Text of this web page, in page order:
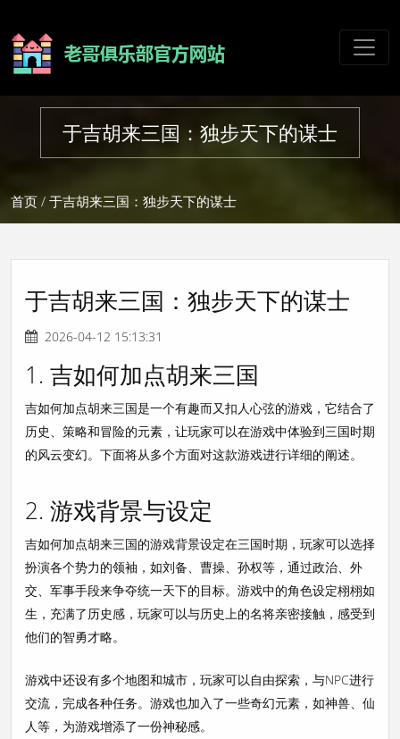
于吉胡来三国：独步天下的谋士
首页 / 于吉胡来三国：独步天下的谋士
于吉胡来三国：独步天下的谋士
2026-04-12 15:13:31
1. 吉如何加点胡来三国
吉如何加点胡来三国是一个有趣而又扣人心弦的游戏，它结合了
历史、策略和冒险的元素，让玩家可以在游戏中体验到三国时期
的风云变幻。下面将从多个方面对这款游戏进行详细的阐述。
2. 游戏背景与设定
吉如何加点胡来三国的游戏背景设定在三国时期，玩家可以选择
扮演各个势力的领袖，如刘备、曹操、孙权等，通过政治、外
交、军事手段来争夺统一天下的目标。游戏中的角色设定栩栩如
生，充满了历史感，玩家可以与历史上的名将亲密接触，感受到
他们的智勇才略。
游戏中还设有多个地图和城市，玩家可以自由探索，与NPC进行
交流，完成各种任务。游戏也加入了一些奇幻元素，如神兽、仙
人等，为游戏增添了一份神秘感。